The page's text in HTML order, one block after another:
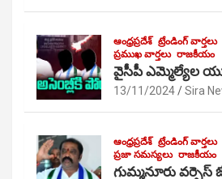
ఆంధ్రప్రదేశ్ ట్రేండింగ్ వార్తలు
ప్రముఖ వార్తలు రాజకీయం
వైసీపీ ఎమ్మెల్యేల
13/11/2024 Sira
ఆంధ్రప్రదేశ్ ట్రేండింగ్ వార్తలు
ప్రజా సమస్యలు రాజకీయం
గుమ్మనూరు వర్సెస్